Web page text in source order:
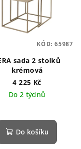
sada 2 stolků
krémová
4 225 Kč
Do 2 týdnů
Do košíku
KÓD: 65987